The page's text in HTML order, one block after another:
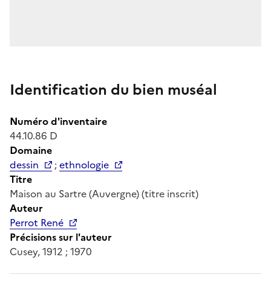
Identification du bien muséal
Numéro d'inventaire
44.10.86 D
Domaine
dessin
;ethnologie
Titre
Maison au Sartre (Auvergne) (titre inscrit)
Auteur
Perrot René
Précisions sur l'auteur
Cusey, 1912 ; 1970